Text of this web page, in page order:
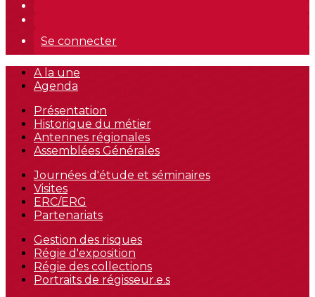
Se connecter
A la une
Agenda
Présentation
Historique du métier
Antennes régionales
Assemblées Générales
Journées d'étude et séminaires
Visites
ERC/ERG
Partenariats
Gestion des risques
Régie d'exposition
Régie des collections
Portraits de régisseur.e.s